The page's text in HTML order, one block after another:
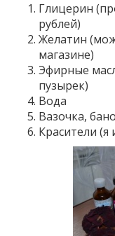
Глицерин
рублей)
Желатин
магазине)
Эфирные
пузырек)
Вода
Вазочка,
Красители (я